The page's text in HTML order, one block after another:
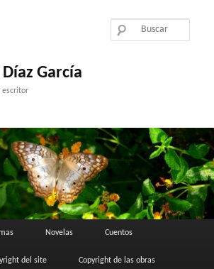
García
escritor
Novelas Cuentos
del site Copyright de las obras